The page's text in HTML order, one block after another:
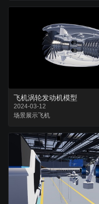
飞机涡轮发动机模型
2024-03-12
场景展示飞机